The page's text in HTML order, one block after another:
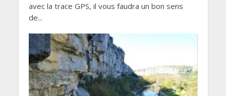
avec la trace GPS, il vous faudra un bon sens
de...